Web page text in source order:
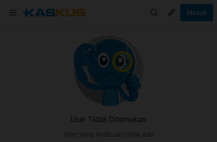
Masuk
User Tidak Ditemukan
User yang Anda cari tidak ada